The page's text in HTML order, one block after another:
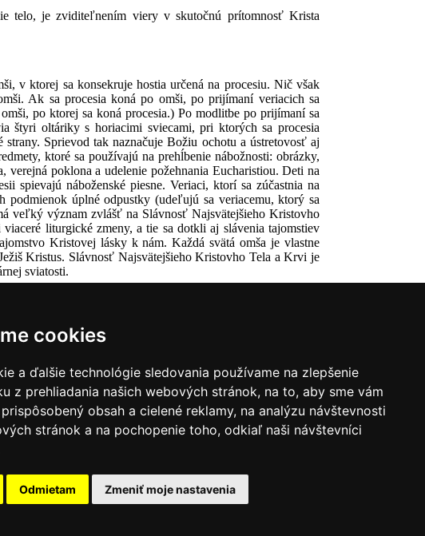
cookies
a ďalšie technológie sledovania používame na zlepšenie
z prehliadania našich webových stránok, na to, aby sme vám
obsah a cielené reklamy, na analýzu návštevnosti
stránok a na pochopenie toho, odkiaľ naši návštevníci
Odmietam Zmeniť moje nastavenia
telo, je zviditeľnením viery v skutočnú prítomnosť Krista
v ktorej sa konsekruje hostia určená na procesiu. Nič však
Ak sa procesia koná po omši, po prijímaní veriacich sa
po ktorej sa koná procesia.) Po modlitbe po prijímaní sa
štyri oltáriky s horiacimi sviecami, pri ktorých sa procesia
Sprievod tak naznačuje Božiu ochotu a ústretovosť aj
ktoré sa používajú na prehĺbenie nábožnosti: obrázky,
poklona a udelenie požehnania Eucharistiou. Deti na
spievajú náboženské piesne. Veriaci, ktorí sa zúčastnia na
úplné odpustky (udeľujú sa veriacemu, ktorý sa
veľký význam zvlášť na Slávnosť Najsvätejšieho Kristovho
liturgické zmeny, a tie sa dotkli aj slávenia tajomstiev
Kristovej lásky k nám. Každá svätá omša je vlastne
Kristus. Slávnosť Najsvätejšieho Kristovho Tela a Krvi je
sviatosti.
KBS
noviny|Výveska|Do kostola